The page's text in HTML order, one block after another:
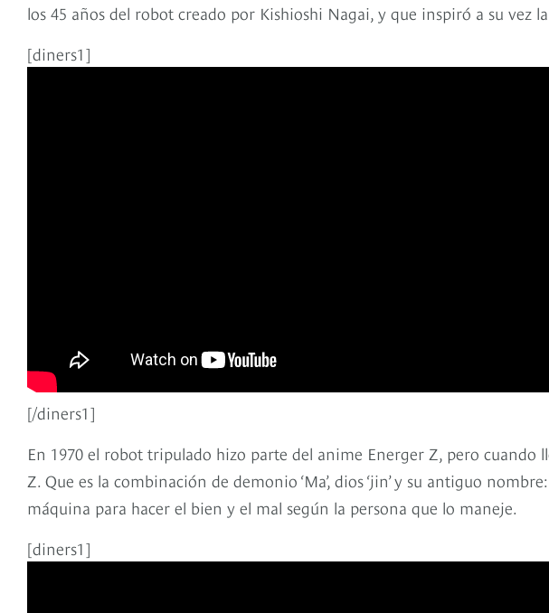
los 45 años del robot creado por Kishioshi Nagai, y que inspiró a su vez
[diners1]
[/diners1]
En 1970 el robot tripulado hizo parte del anime Energer Z, pero cuando
Z. Que es la combinación de demonio ‘Ma’, dios ‘jin’ y su antiguo
máquina para hacer el bien y el mal según la persona que lo maneje.
[diners1]